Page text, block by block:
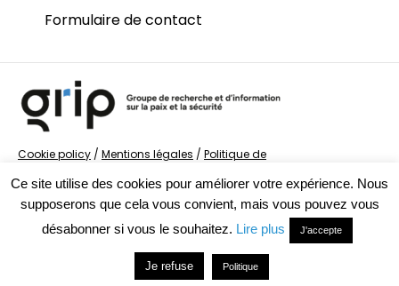
Formulaire de contact
Cookie policy / Mentions légales / Politique de
la Sécurité
Ce site utilise des cookies pour améliorer votre expérience. Nous
supposerons que cela vous convient, mais vous pouvez vous
désabonner si vous le souhaitez. Lire plus J'accepte
Je refuse Politique